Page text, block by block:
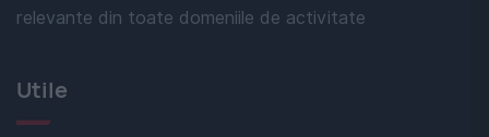
relevante din toate domeniile de activitate
Utile